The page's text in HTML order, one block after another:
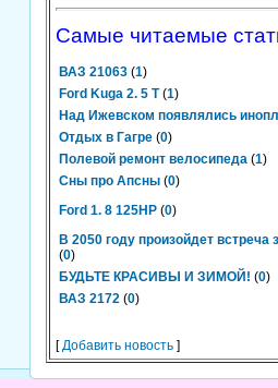
Самые читаемые
ВАЗ 21063 (1)
Ford Kuga 2. 5 T (1)
Над Ижевском появлялись
Отдых в Гагре (0)
Полевой ремонт велосипеда (1)
Сны про Апсны (0)
Ford 1. 8 125HP (0)
В 2050 году произойдет
(0)
БУДЬТЕ КРАСИВЫ И ЗИМОЙ! (0)
ВАЗ 2172 (0)
[Добавить новость ]